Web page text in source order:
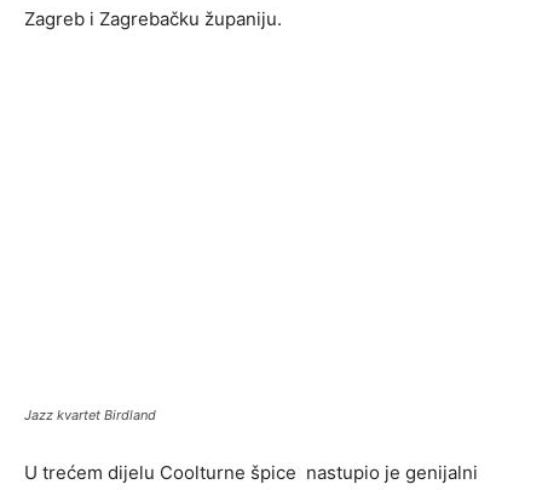
Zagreb i Zagrebačku županiju.
Jazz kvartet Birdland
U trećem dijelu Coolturne špice nastupio je genijalni